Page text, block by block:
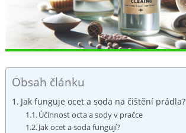
Obsah článku
Jak funguje ocet a soda na čištění prádla?
Účinnost octa a sody ​v pračce
Jak ocet a soda fungují?